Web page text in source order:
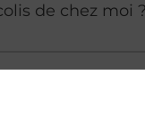
de chez moi ?